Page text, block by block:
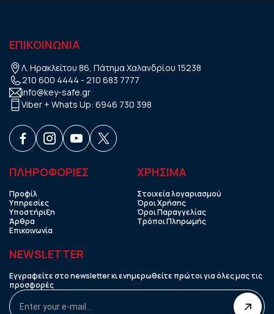
ΕΠΙΚΟΙΝΩΝΙΑ
Λ. Ηρακλείτου 86, Πάτημα Χαλανδρίου 15238
210 600 4444 - 210 683 7777
info@key-safe.gr
Viber + Whats Up: 6946 730 398
ΠΛΗΡΟΦΟΡΙΕΣ
Προφίλ
Υπηρεσίες
Υποστήριξη
Άρθρα
Επικοινωνία
ΧΡHΣΙΜΑ
Στοιχεία λογαριασμού
Όροι Χρήσης
Όροι Παραγγελίας
Τρόποι Πληρωμής
NEWSLETTER
Εγγραφείτε στο newsletter κι ενημερωθείτε πρώτοι για όλες μας τις
προσφορές